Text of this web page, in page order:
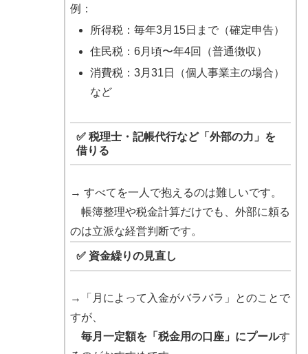
例：
所得税：毎年3月15日まで（確定申告）
住民税：6月頃〜年4回（普通徴収）
消費税：3月31日（個人事業主の場合）
など
✅ 税理士・記帳代行など「外部の力」を
借りる
→ すべてを一人で抱えるのは難しいです。
帳簿整理や税金計算だけでも、外部に頼る
のは立派な経営判断です。
✅ 資金繰りの見直し
→「月によって入金がバラバラ」とのことで
すが、
毎月一定額を「税金用の口座」にプールす